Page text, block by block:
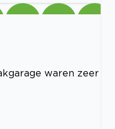
waren zeer